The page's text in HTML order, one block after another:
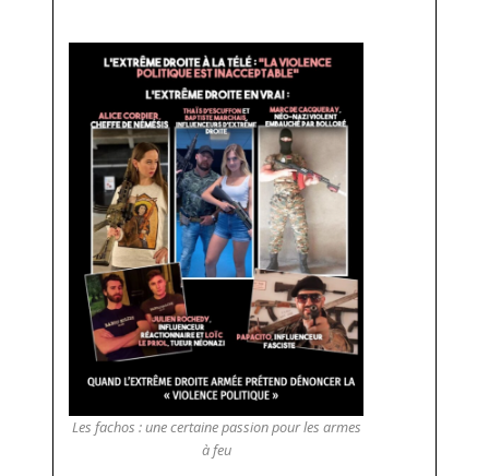
Les fachos : une certaine passion pour les armes
à feu